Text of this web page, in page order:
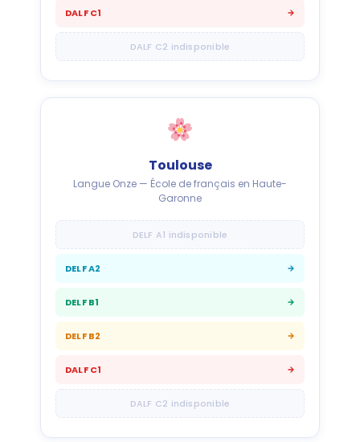
DALF C1
DALF C2 indisponible
Toulouse
Langue Onze — École de français en Haute-
Garonne
DELF A1 indisponible
DELF A2
DELF B1
DELF B2
DALF C1
DALF C2 indisponible